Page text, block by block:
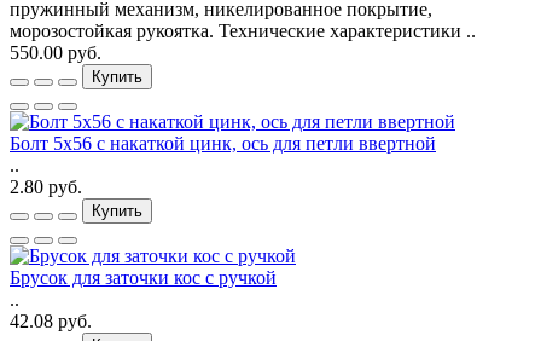
пружинный механизм, никелированное покрытие,
морозостойкая рукоятка. Технические характеристики ..
550.00 руб.
Купить
Болт 5х56 с накаткой цинк, ось для петли ввертной
..
2.80 руб.
Купить
Брусок для заточки кос с ручкой
..
42.08 руб.